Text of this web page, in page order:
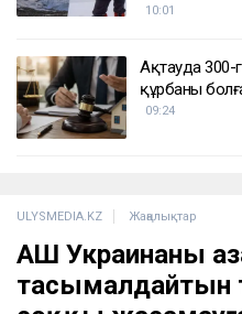
10:01
Ақтауда 300-
құрбаны
09:24
ULYSMEDIA.KZ Жаңалықтар
АҚШ Украинаны
тасымалдайтын